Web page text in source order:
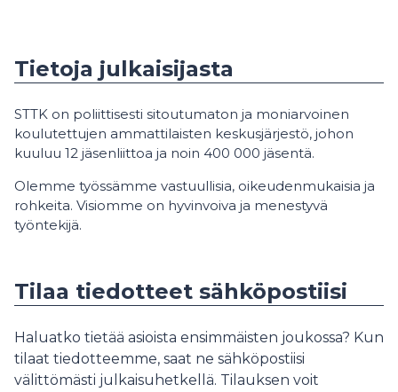
Tietoja julkaisijasta
STTK on poliittisesti sitoutumaton ja moniarvoinen
koulutettujen ammattilaisten keskusjärjestö, johon
kuuluu 12 jäsenliittoa ja noin 400 000 jäsentä.
Olemme työssämme vastuullisia, oikeudenmukaisia ja
rohkeita. Visiomme on hyvinvoiva ja menestyvä
työntekijä.
Tilaa tiedotteet sähköpostiisi
Haluatko tietää asioista ensimmäisten joukossa? Kun
tilaat tiedotteemme, saat ne sähköpostiisi
välittömästi julkaisuhetkellä. Tilauksen voit